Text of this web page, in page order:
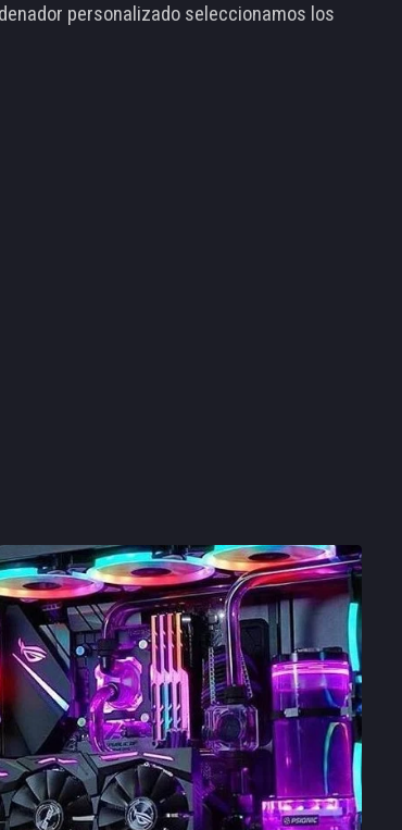
personalizado seleccionamos los